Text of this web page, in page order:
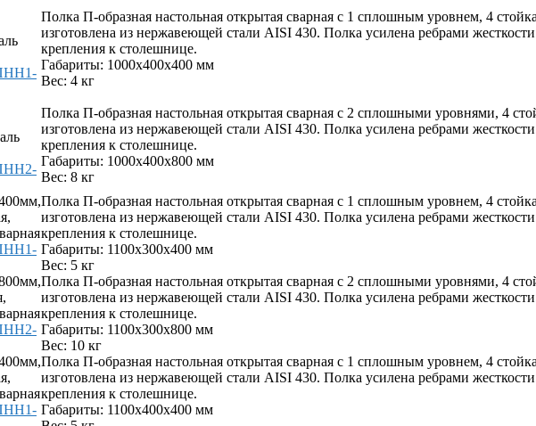
Полка П-образная настольная открытая сварная с 1 сплошным уровнем, 4
изготовлена из нержавеющей стали AISI 430. Полка усилена ребрами
крепления к столешнице.
Габариты: 1000х400х400 мм
Вес: 4 кг
Полка П-образная настольная открытая сварная с 2 сплошными уровнями, 4
изготовлена из нержавеющей стали AISI 430. Полка усилена ребрами
крепления к столешнице.
Габариты: 1000х400х800 мм
Вес: 8 кг
Полка П-образная настольная открытая сварная с 1 сплошным уровнем, 4
изготовлена из нержавеющей стали AISI 430. Полка усилена ребрами
крепления к столешнице.
Габариты: 1100х300х400 мм
Вес: 5 кг
Полка П-образная настольная открытая сварная с 2 сплошными уровнями, 4
изготовлена из нержавеющей стали AISI 430. Полка усилена ребрами
крепления к столешнице.
Габариты: 1100х300х800 мм
Вес: 10 кг
Полка П-образная настольная открытая сварная с 1 сплошным уровнем, 4
изготовлена из нержавеющей стали AISI 430. Полка усилена ребрами
крепления к столешнице.
Габариты: 1100х400х400 мм